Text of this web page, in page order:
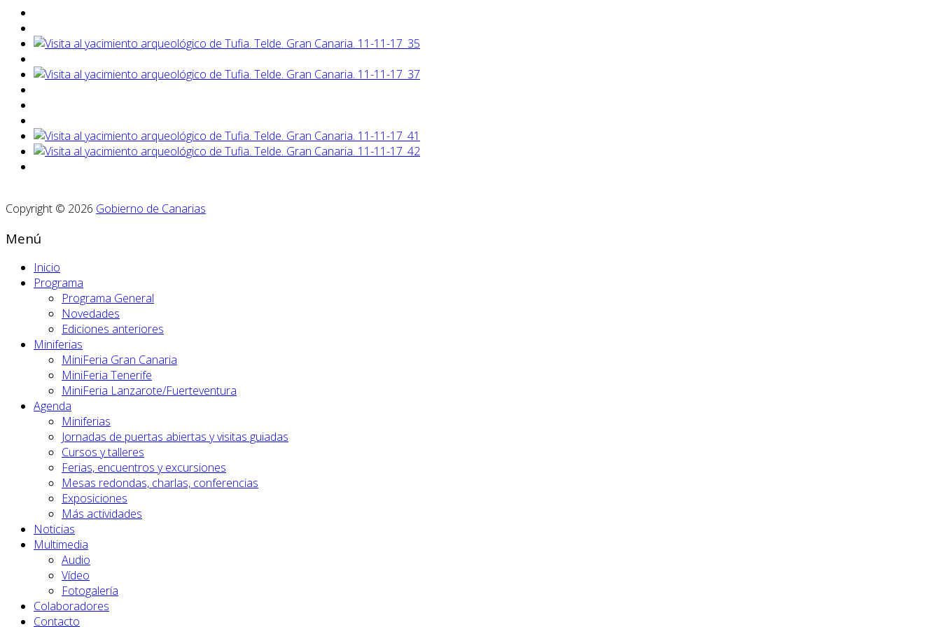
Copyright © 2026 Gobierno de Canarias
Menú
Inicio
Programa
Programa General
Novedades
Ediciones anteriores
Miniferias
MiniFeria Gran Canaria
MiniFeria Tenerife
MiniFeria Lanzarote/Fuerteventura
Agenda
Miniferias
Jornadas de puertas abiertas y visitas guiadas
Cursos y talleres
Ferias, encuentros y excursiones
Mesas redondas, charlas, conferencias
Exposiciones
Más actividades
Noticias
Multimedia
Audio
Vídeo
Fotogalería
Colaboradores
Contacto